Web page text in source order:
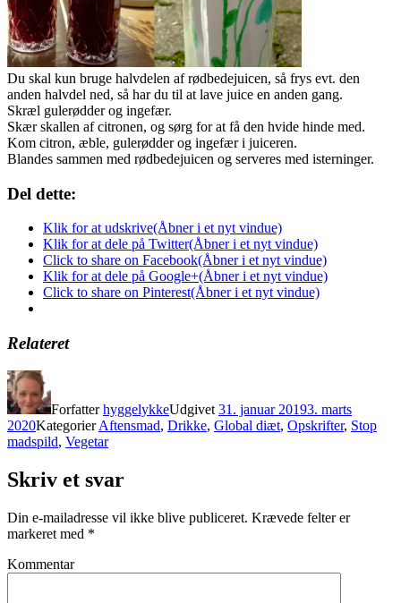
Du skal kun bruge halvdelen af rødbedejuicen, så frys evt. den
anden halvdel ned, så har du til at lave juice en anden gang.
Skræl gulerødder og ingefær.
Skær skallen af citronen, og sørg for at få den hvide hinde med.
Kom citron, æble, gulerødder og ingefær i juiceren.
Blandes sammen med rødbedejuicen og serveres med isterninger.
Del dette:
Klik for at udskrive(Åbner i et nyt vindue)
Klik for at dele på Twitter(Åbner i et nyt vindue)
Click to share on Facebook(Åbner i et nyt vindue)
Klik for at dele på Google+(Åbner i et nyt vindue)
Click to share on Pinterest(Åbner i et nyt vindue)
Relateret
ForfatterhyggelykkeUdgivet 31. januar 20193. marts
2020KategorierAftensmad, Drikke, Global diæt, Opskrifter, Stop
madspild, Vegetar
Skriv et svar
Din e-mailadresse vil ikke blive publiceret. Krævede felter er
markeret med *
Kommentar